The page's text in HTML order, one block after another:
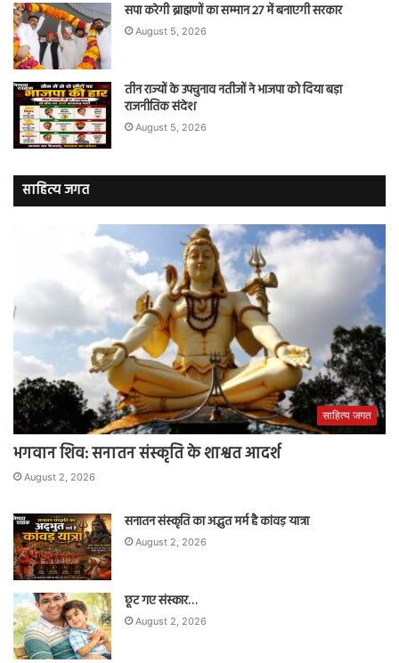
सपा करेगी ब्राह्मणों का सम्मान 27 में बनाएगी सरकार
August 5, 2026
तीन राज्यों के उपचुनाव नतीजों ने भाजपा को दिया बड़ा
राजनीतिक संदेश
August 5, 2026
साहित्य जगत
साहित्य जगत
भगवान शिव: सनातन संस्कृति के शाश्वत आदर्श
August 2, 2026
सनातन संस्कृति का अद्भुत मर्म है कांवड़ यात्रा
August 2, 2026
छूट गए संस्कार…
August 2, 2026